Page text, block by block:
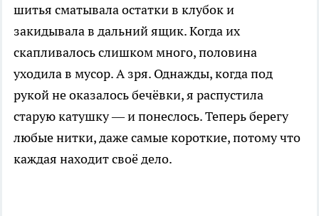
шитья сматывала остатки в клубок и
закидывала в дальний ящик. Когда их
скапливалось слишком много, половина
уходила в мусор. А зря. Однажды, когда под
рукой не оказалось бечёвки, я распустила
старую катушку — и понеслось. Теперь берегу
любые нитки, даже самые короткие, потому что
каждая находит своё дело.